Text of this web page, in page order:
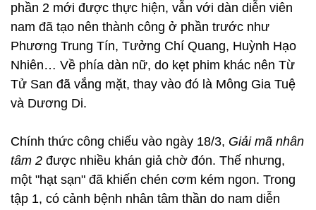
phần 2 mới được thực hiện, vẫn với dàn diễn viên
nam đã tạo nên thành công ở phần trước như
Phương Trung Tín, Tưởng Chí Quang, Huỳnh Hạo
Nhiên… Về phía dàn nữ, do kẹt phim khác nên Từ
Tử San đã vắng mặt, thay vào đó là Mông Gia Tuệ
và Dương Di.
Chính thức công chiếu vào ngày 18/3, Giải mã nhân
tâm 2 được nhiều khán giả chờ đón. Thế nhưng,
một "hạt sạn" đã khiến chén cơm kém ngon. Trong
tập 1, có cảnh bệnh nhân tâm thần do nam diễn